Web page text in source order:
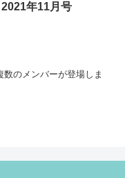
年11月号
のメンバーが登場しま